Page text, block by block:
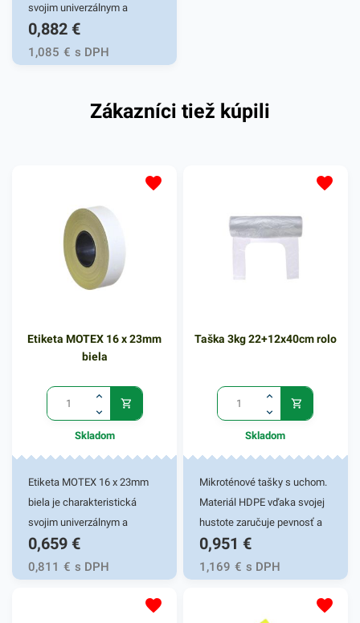
svojim univerzálnym a
všestranným využitím.
Používa sa či samostatne,
alebo do etiketovacích
rôznych pracovných
jednoducho nalepí na rôzne
predmety, vďaka čomu si ich
môžete označiť podľa vašej
potreby. Vďaka etiketám
budú vaše predmety vždy
rýchlo a prehľadne
ďalšie podobné
0,882 €
1,085 € s DPH
Zákazníci tiež kúpili
Etiketa MOTEX 16 x 23mm
biela
Skladom
Etiketa MOTEX 16 x 23mm
biela je charakteristická
svojim univerzálnym a
všestranným využitím.
Používa sa či samostatne,
alebo do etiketovacích
klieští, ktoré sa využívajú v
0,659 €
0,811 € s DPH
Taška 3kg 22+12x40cm rolo
Skladom
Mikroténové tašky s uchom.
Materiál HDPE vďaka svojej
hustote zaručuje pevnosť a
odolnosť. Je netoxický, preto
sa využíva hlavne v
potravinárstve pri balení
0,951 €
1,169 € s DPH